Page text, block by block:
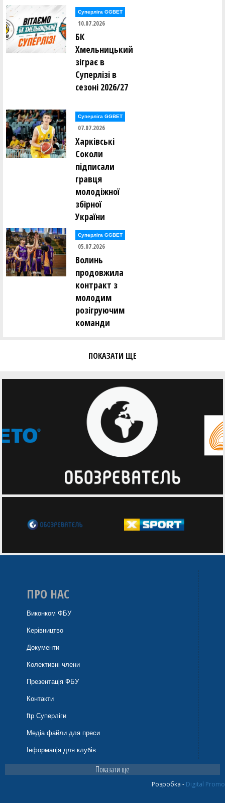
Суперліга GGBET
10.07.2026
БК
Хмельницький
зіграє в
Суперлізі в
сезоні 2026/27
Суперліга GGBET
07.07.2026
Харківські
Соколи
підписали
гравця
молодіжної
збірної
України
Суперліга GGBET
05.07.2026
Волинь
продовжила
контракт з
молодим
розігруючим
команди
ПОКАЗАТИ ЩЕ
ПРО НАС
Виконком ФБУ
Керівництво
Документи
Колективні члени
Презентація ФБУ
Контакти
ftp Суперліги
Медіа файли для преси
Інформація для клубів
Показати ще
Розробка - Digital Promo